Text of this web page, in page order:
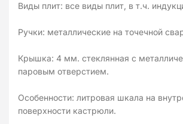
Виды плит: все виды плит, в т.ч.
Ручки: металлические на точечной
Крышка: 4 мм. стеклянная с
паровым отверстием.
Особенности: литровая шкала на
поверхности кастрюли.